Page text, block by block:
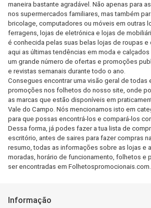
maneira bastante agradável. Não apenas para
nos supermercados familiares, mas também
bricolage, computadores ou móveis em outras
ferragens, lojas de eletrónica e lojas de
é conhecida pelas suas belas lojas de roupas e
aqui as últimas tendências em moda e
um grande número de ofertas e promoções
e revistas semanais durante todo o ano.
Consegues encontrar uma visão geral de todas
promoções nos folhetos do nosso site, onde
as marcas que estão disponíveis em
Vale do Campo. Nós mencionamos isto em
para que possas encontrá-los e compará-los
Dessa forma, já podes fazer a tua lista de
escritório, antes de saires para fazer compras
resumo, todas as informações sobre as lojas e
moradas, horário de funcionamento, folhetos e
ser encontradas em Folhetospromocionais.com.
Informação